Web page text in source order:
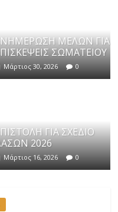
ΜΕΛΩΝ ΓΙΑ
ΣΩΜΑΤΕΙΟΥ
Μάρτιος 30, 2026 0
ΓΙΑ ΣΧΕΔΙΟ
2026
Μάρτιος 16, 2026 0